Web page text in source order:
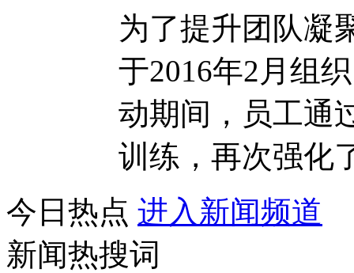
为了提升团队凝
于2016年2月组
动期间，员工通
训练，再次强化
今日热点 进入新闻频道
新闻热搜词